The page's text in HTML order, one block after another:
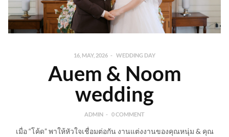
16, MAY, 2026 WEDDING DAY
Auem & Noom
wedding
ADMIN 0 COMMENT
เมื่อ “โค้ด” พาให้หัวใจเชื่อมต่อกัน งานแต่งงานของคุณหนุ่ม & คุณ